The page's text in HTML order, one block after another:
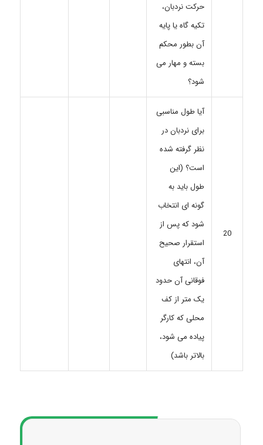
حرکت نردبان،
تکیه گاه یا پایه
آن بطور محکم
بسته و مهار می
شود؟
20
آیا طول مناسبی
برای نردبان در
نظر گرفته شده
است؟ (این
طول باید به
گونه ای انتخاب
شود که پس از
استقرار صحیح
آن، انتهای
فوقانی آن حدود
یک متر از کف
محلی که کارگر
پیاده می شود،
بالاتر باشد)